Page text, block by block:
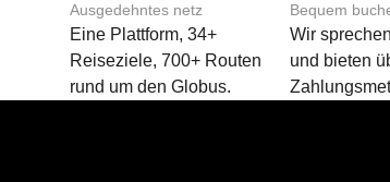
Ausgedehntes netz
Eine Plattform, 34+
Reiseziele, 700+ Routen
rund um den Globus.
Bequem
Wir
und bieten